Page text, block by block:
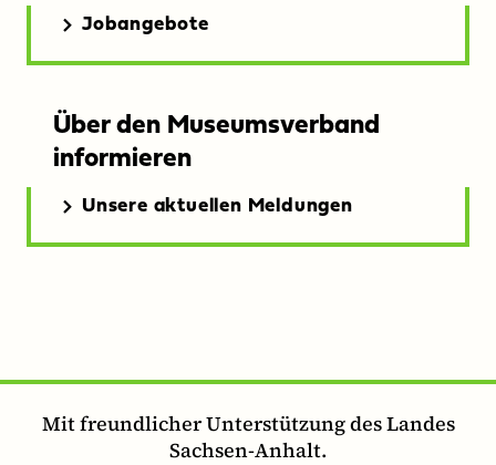
Jobangebote
Über den Museumsverband
informieren
Unsere aktuellen Meldungen
Mit freundlicher Unterstützung des Landes
Sachsen-Anhalt.